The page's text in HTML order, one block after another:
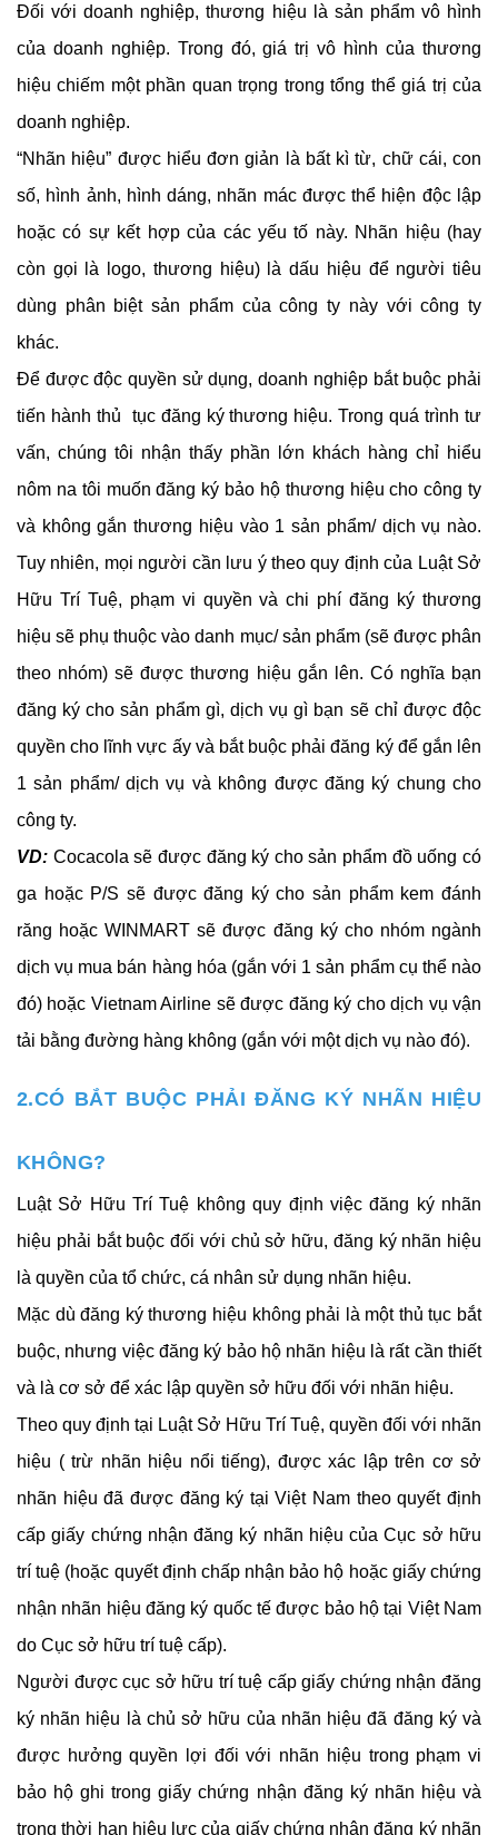
Đối với doanh nghiệp, thương hiệu là sản phẩm vô hình
của doanh nghiệp. Trong đó, giá trị vô hình của thương
hiệu chiếm một phần quan trọng trong tổng thể giá trị của
doanh nghiệp.
“Nhãn hiệu” được hiểu đơn giản là bất kì từ, chữ cái, con
số, hình ảnh, hình dáng, nhãn mác được thể hiện độc lập
hoặc có sự kết hợp của các yếu tố này. Nhãn hiệu (hay
còn gọi là logo, thương hiệu) là dấu hiệu để người tiêu
dùng phân biệt sản phẩm của công ty này với công ty
khác.
Để được độc quyền sử dụng, doanh nghiệp bắt buộc phải
tiến hành thủ tục đăng ký thương hiệu. Trong quá trình tư
vấn, chúng tôi nhận thấy phần lớn khách hàng chỉ hiểu
nôm na tôi muốn đăng ký bảo hộ thương hiệu cho công ty
và không gắn thương hiệu vào 1 sản phẩm/ dịch vụ nào.
Tuy nhiên, mọi người cần lưu ý theo quy định của Luật Sở
Hữu Trí Tuệ, phạm vi quyền và chi phí đăng ký thương
hiệu sẽ phụ thuộc vào danh mục/ sản phẩm (sẽ được phân
theo nhóm) sẽ được thương hiệu gắn lên. Có nghĩa bạn
đăng ký cho sản phẩm gì, dịch vụ gì bạn sẽ chỉ được độc
quyền cho lĩnh vực ấy và bắt buộc phải đăng ký để gắn lên
1 sản phẩm/ dịch vụ và không được đăng ký chung cho
công ty.
VD: Cocacola sẽ được đăng ký cho sản phẩm đồ uống có
ga hoặc P/S sẽ được đăng ký cho sản phẩm kem đánh
răng hoặc WINMART sẽ được đăng ký cho nhóm ngành
dịch vụ mua bán hàng hóa (gắn với 1 sản phẩm cụ thể nào
đó) hoặc Vietnam Airline sẽ được đăng ký cho dịch vụ vận
tải bằng đường hàng không (gắn với một dịch vụ nào đó).
2.CÓ BẮT BUỘC PHẢI ĐĂNG KÝ NHÃN HIỆU
KHÔNG?
Luật Sở Hữu Trí Tuệ không quy định việc đăng ký nhãn
hiệu phải bắt buộc đối với chủ sở hữu, đăng ký nhãn hiệu
là quyền của tổ chức, cá nhân sử dụng nhãn hiệu.
Mặc dù đăng ký thương hiệu không phải là một thủ tục bắt
buộc, nhưng việc đăng ký bảo hộ nhãn hiệu là rất cần thiết
và là cơ sở để xác lập quyền sở hữu đối với nhãn hiệu.
Theo quy định tại Luật Sở Hữu Trí Tuệ, quyền đối với nhãn
hiệu ( trừ nhãn hiệu nổi tiếng), được xác lập trên cơ sở
nhãn hiệu đã được đăng ký tại Việt Nam theo quyết định
cấp giấy chứng nhận đăng ký nhãn hiệu của Cục sở hữu
trí tuệ (hoặc quyết định chấp nhận bảo hộ hoặc giấy chứng
nhận nhãn hiệu đăng ký quốc tế được bảo hộ tại Việt Nam
do Cục sở hữu trí tuệ cấp).
Người được cục sở hữu trí tuệ cấp giấy chứng nhận đăng
ký nhãn hiệu là chủ sở hữu của nhãn hiệu đã đăng ký và
được hưởng quyền lợi đối với nhãn hiệu trong phạm vi
bảo hộ ghi trong giấy chứng nhận đăng ký nhãn hiệu và
trong thời hạn hiệu lực của giấy chứng nhận đăng ký nhãn